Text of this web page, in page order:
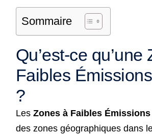
Sommaire
Qu’est-ce qu’une
Faibles
?
Les Zones à Faibles Émissions
des zones géographiques dans